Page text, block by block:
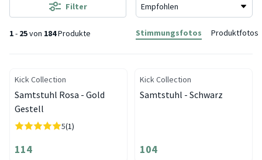
1- 25von 184Produkte
Filter
Stimmungsfotos Produktfotos
Kick Collection
Samtstuhl Rosa - Gold
Gestell
5(1)
114
Kick Collection
Samtstuhl - Schwarz
104